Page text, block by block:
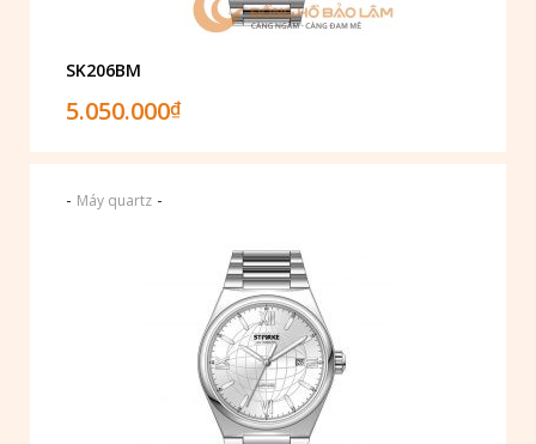
SK206BM
5.050.000₫
- Máy quartz -